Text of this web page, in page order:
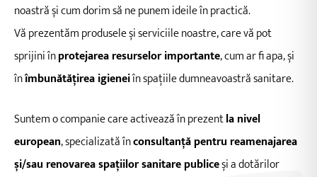
noastră și cum dorim să ne punem ideile în practică.
Vă prezentăm produsele și serviciile noastre, care vă pot
sprijini înprotejarea resurselor importante, cum ar fi apa, și
înîmbunătățirea igieneiîn spațiile dumneavoastră sanitare.
Suntem o companie care activează în prezentla nivel
european, specializată înconsultanță pentru reamenajarea
și/sau renovarea spațiilor sanitare publiceși a dotărilor